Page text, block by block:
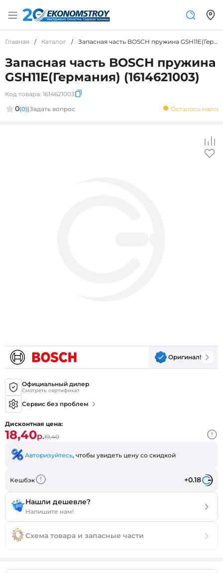
Главная / Каталог / Запасная часть BOSCH пружина GSH11E(Германия) (1614621003)
Запасная часть BOSCH пружина
GSH11E(Германия) (1614621003)
Код товара: 1614621003
0(0)|Задать вопрос Осталось мало
Оригинал!
Официальный дилер
Смотреть сертификат
Сервис без проблем
Дисконтная цена:
18,40р.19,40
Авторизуйтесь, чтобы увидеть цену со скидкой
Кешбэк +0.18
Нашли дешевле?
Напишите нам!
Схема товара и запасные части